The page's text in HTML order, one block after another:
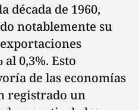
década de 1960,
notablemente su
al 0,3%. Esto
de las economías
registrado un